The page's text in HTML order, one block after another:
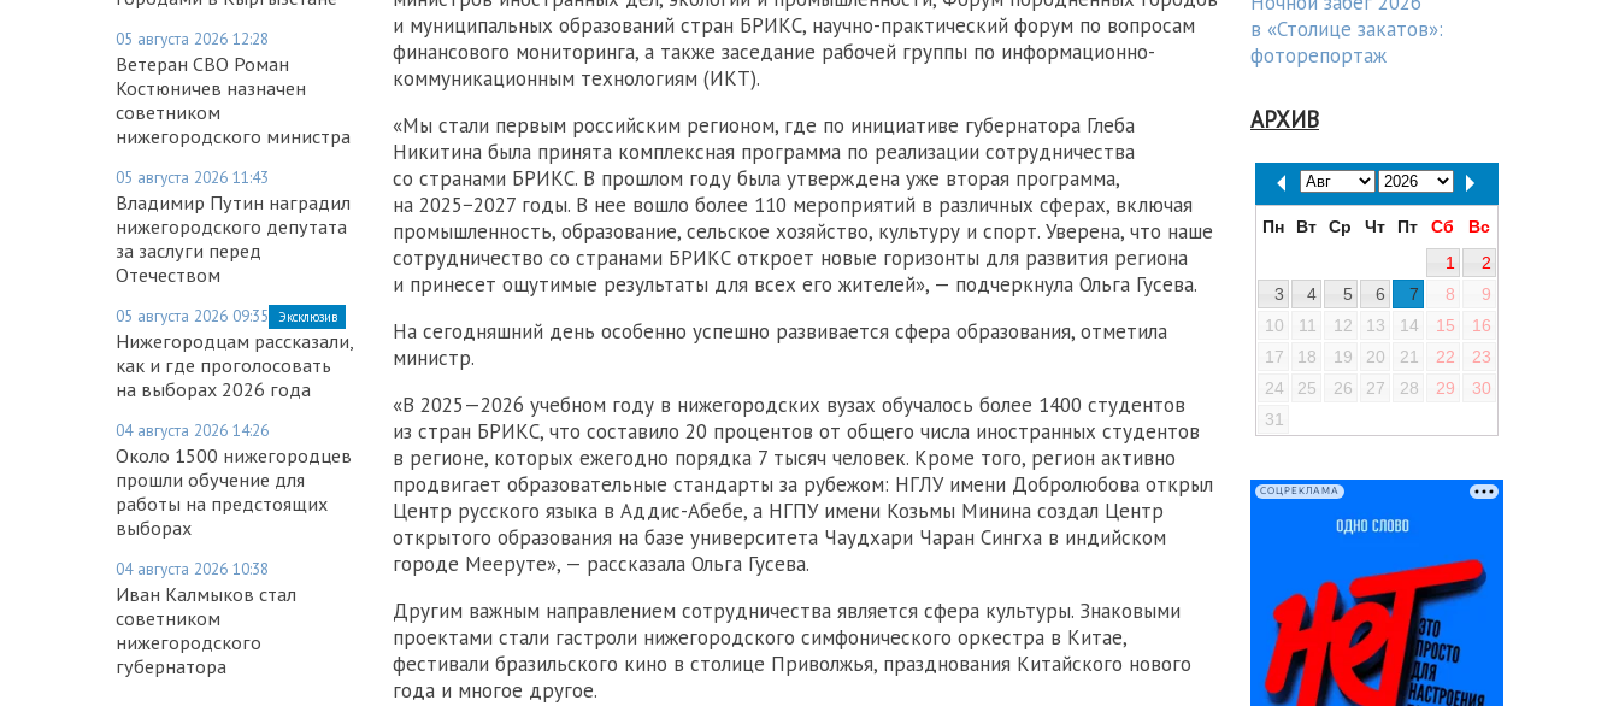
05 августа 2026 12:28
Ветеран СВО Роман
Костюничев назначен
советником
нижегородского министра
05 августа 2026 11:43
Владимир Путин наградил
нижегородского депутата
за заслуги перед
Отечеством
05 августа 2026 09:35 Эксклюзив
Нижегородцам рассказали,
как и где проголосовать
на выборах 2026 года
04 августа 2026 14:26
Около 1500 нижегородцев
прошли обучение для
работы на предстоящих
выборах
04 августа 2026 10:38
Иван Калмыков стал
советником
нижегородского
губернатора
и муниципальных образований стран БРИКС, научно-практический форум по вопросам
финансового мониторинга, а также заседание рабочей группы по информационно-
коммуникационным технологиям (ИКТ).
«Мы стали первым российским регионом, где по инициативе губернатора Глеба
Никитина была принята комплексная программа по реализации сотрудничества
со странами БРИКС. В прошлом году была утверждена уже вторая программа,
на 2025−2027 годы. В нее вошло более 110 мероприятий в различных сферах, включая
промышленность, образование, сельское хозяйство, культуру и спорт. Уверена, что наше
сотрудничество со странами БРИКС откроет новые горизонты для развития региона
и принесет ощутимые результаты для всех его жителей», — подчеркнула Ольга Гусева.
На сегодняшний день особенно успешно развивается сфера образования, отметила
министр.
«В 2025—2026 учебном году в нижегородских вузах обучалось более 1400 студентов
из стран БРИКС, что составило 20 процентов от общего числа иностранных студентов
в регионе, которых ежегодно порядка 7 тысяч человек. Кроме того, регион активно
продвигает образовательные стандарты за рубежом: НГЛУ имени Добролюбова открыл
Центр русского языка в Аддис-Абебе, а НГПУ имени Козьмы Минина создал Центр
открытого образования на базе университета Чаудхари Чаран Сингха в индийском
городе Мееруте», — рассказала Ольга Гусева.
Другим важным направлением сотрудничества является сфера культуры. Знаковыми
проектами стали гастроли нижегородского симфонического оркестра в Китае,
фестивали бразильского кино в столице Приволжья, празднования Китайского нового
года и многое другое.
в «Столице закатов»:
фоторепортаж
АРХИВ
Пн Вт Ср Чт Пт Сб
Вс
1
2
3
4 5 6 7 8
9
10
11 12 13 14 15
16
17
18 19 20 21 22
23
24
25 26 27 28 29
30
31
СОЦРЕКЛАМА